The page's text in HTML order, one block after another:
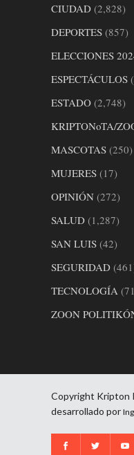
CIUDAD (2,828)
DEPORTES (857)
ELECCIONES
ESPECTÁCULOS
ESTADO (2,748)
KRIPTONoTA/
MASCOTAS (250)
MUJERES (17)
OPINIÓN (272)
SALUD (1,287)
SAN LUIS (42)
SEGURIDAD
TECNOLOGÍA
ZOON
Copyright Kripton
desarrollado por